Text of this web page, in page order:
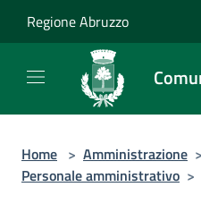
Regione Abruzzo
Home > Amministrazione >
Personale amministrativo >